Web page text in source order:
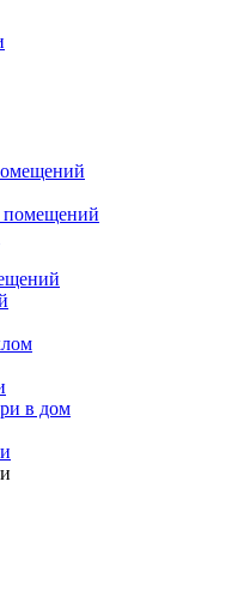
помещений
в дом